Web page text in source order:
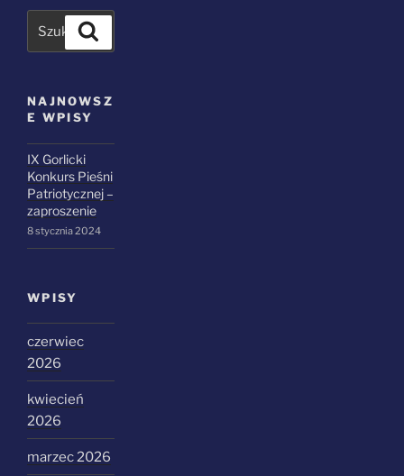
NAJNOWSZ
E WPISY
IX Gorlicki
Konkurs Pieśni
Patriotycznej –
zaproszenie
8 stycznia 2024
WPISY
czerwiec
2026
kwiecień
2026
marzec 2026